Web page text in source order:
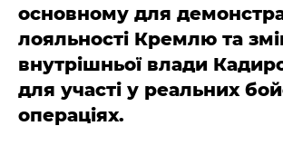
основному для
лояльності Кремлю та
внутрішньої влади
для участі у реальних
операціях.